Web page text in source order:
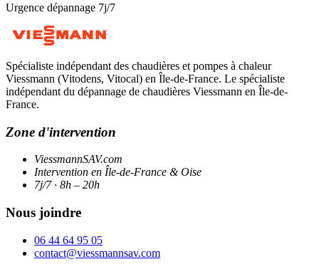
Urgence dépannage 7j/7
Spécialiste indépendant des chaudières et pompes à chaleur
Viessmann (Vitodens, Vitocal) en Île-de-France. Le spécialiste
indépendant du dépannage de chaudières Viessmann en Île-de-
France.
Zone d'intervention
ViessmannSAV.com
Intervention en Île-de-France & Oise
7j/7 · 8h – 20h
Nous joindre
06 44 64 95 05
contact@viessmannsav.com